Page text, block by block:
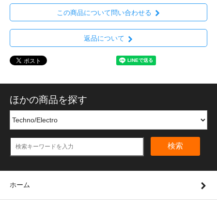
この商品について問い合わせる
返品について
ほかの商品を探す
検索
ホーム